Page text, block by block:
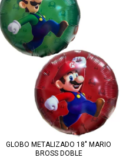
GLOBO METALIZADO 18" MARIO
BROSS DOBLE